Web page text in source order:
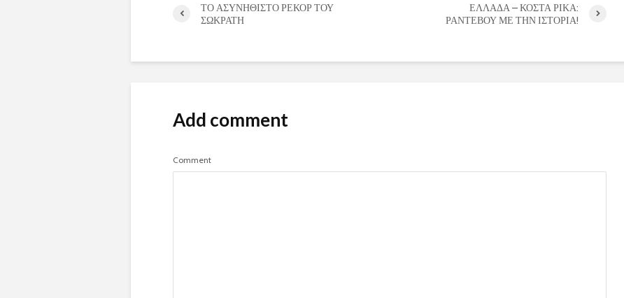
ΤΟ ΑΣΥΝΗΘΙΣΤΟ ΡΕΚΟΡ ΤΟΥ
ΣΩΚΡΑΤΗ
ΕΛΛΑΔΑ – ΚΟΣΤΑ ΡΙΚΑ:
ΡΑΝΤΕΒΟΥ ΜΕ ΤΗΝ ΙΣΤΟΡΙΑ!
Add comment
Comment